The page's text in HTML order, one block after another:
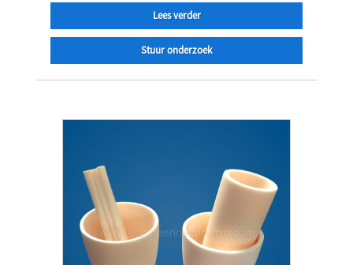
Lees verder
Stuur onderzoek